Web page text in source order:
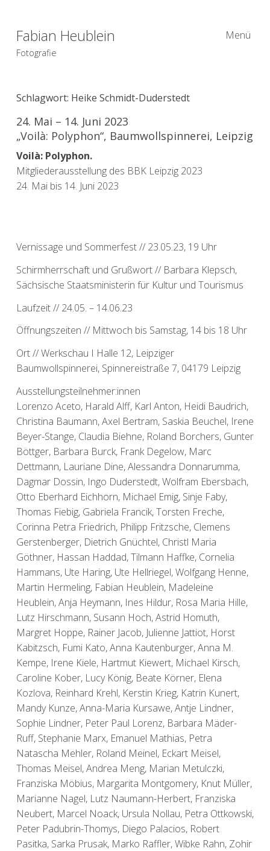
Fabian Heublein
Fotografie
Menü
Schlagwort: Heike Schmidt-Duderstedt
24. Mai – 14. Juni 2023
„Voilà: Polyphon“, Baumwollspinnerei, Leipzig
Voilà: Polyphon.
Mitgliederausstellung des BBK Leipzig 2023
24. Mai bis 14. Juni 2023
Vernissage und Sommerfest // 23.05.23, 19 Uhr
Schirmherrschaft und Grußwort // Barbara Klepsch,
Sächsische Staatsministerin für Kultur und Tourismus
Laufzeit // 24.05. – 14.06.23
Öffnungszeiten // Mittwoch bis Samstag, 14 bis 18 Uhr
Ort // Werkschau I Halle 12, Leipziger
Baumwollspinnerei, Spinnereistraße 7, 04179 Leipzig
Ausstellungsteilnehmer:innen
Lorenzo Aceto, Harald Alff, Karl Anton, Heidi Baudrich,
Christina Baumann, Axel Bertram, Saskia Beuchel, Irene
Beyer-Stange, Claudia Biehne, Roland Borchers, Gunter
Böttger, Barbara Burck, Frank Degelow, Marc
Dettmann, Lauriane Dine, Alessandra Donnarumma,
Dagmar Dossin, Ingo Duderstedt, Wolfram Ebersbach,
Otto Eberhard Eichhorn, Michael Emig, Sinje Faby,
Thomas Fiebig, Gabriela Francik, Torsten Freche,
Corinna Petra Friedrich, Philipp Fritzsche, Clemens
Gerstenberger, Dietrich Gnüchtel, Christl Maria
Göthner, Hassan Haddad, Tilmann Haffke, Cornelia
Hammans, Ute Haring, Ute Hellriegel, Wolfgang Henne,
Martin Hermeling, Fabian Heublein, Madeleine
Heublein, Anja Heymann, Ines Hildur, Rosa Maria Hille,
Lutz Hirschmann, Susann Hoch, Astrid Homuth,
Margret Hoppe, Rainer Jacob, Julienne Jattiot, Horst
Kabitzsch, Fumi Kato, Anna Kautenburger, Anna M.
Kempe, Irene Kiele, Hartmut Kiewert, Michael Kirsch,
Caroline Kober, Lucy König, Beate Körner, Elena
Kozlova, Reinhard Krehl, Kerstin Krieg, Katrin Kunert,
Mandy Kunze, Anna-Maria Kursawe, Antje Lindner,
Sophie Lindner, Peter Paul Lorenz, Barbara Mäder-
Ruff, Stephanie Marx, Emanuel Mathias, Petra
Natascha Mehler, Roland Meinel, Eckart Meisel,
Thomas Meisel, Andrea Meng, Marian Metulczki,
Franziska Möbius, Margarita Montgomery, Knut Müller,
Marianne Nagel, Lutz Naumann-Herbert, Franziska
Neubert, Marcel Noack, Ursula Nollau, Petra Ottkowski,
Peter Padubrin-Thomys, Diego Palacios, Robert
Pasitka, Sarka Prusak, Marko Raffler, Wibke Rahn, Zohir